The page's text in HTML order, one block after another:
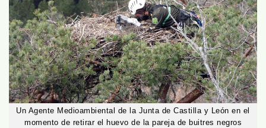
Un Agente Medioambiental de la Junta de Castilla y León en el
momento de retirar el huevo de la pareja de buitres negros